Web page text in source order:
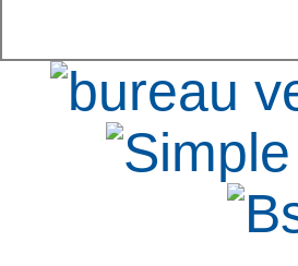
ezen valós
szolgáltatás
Kft. által
Procontrol